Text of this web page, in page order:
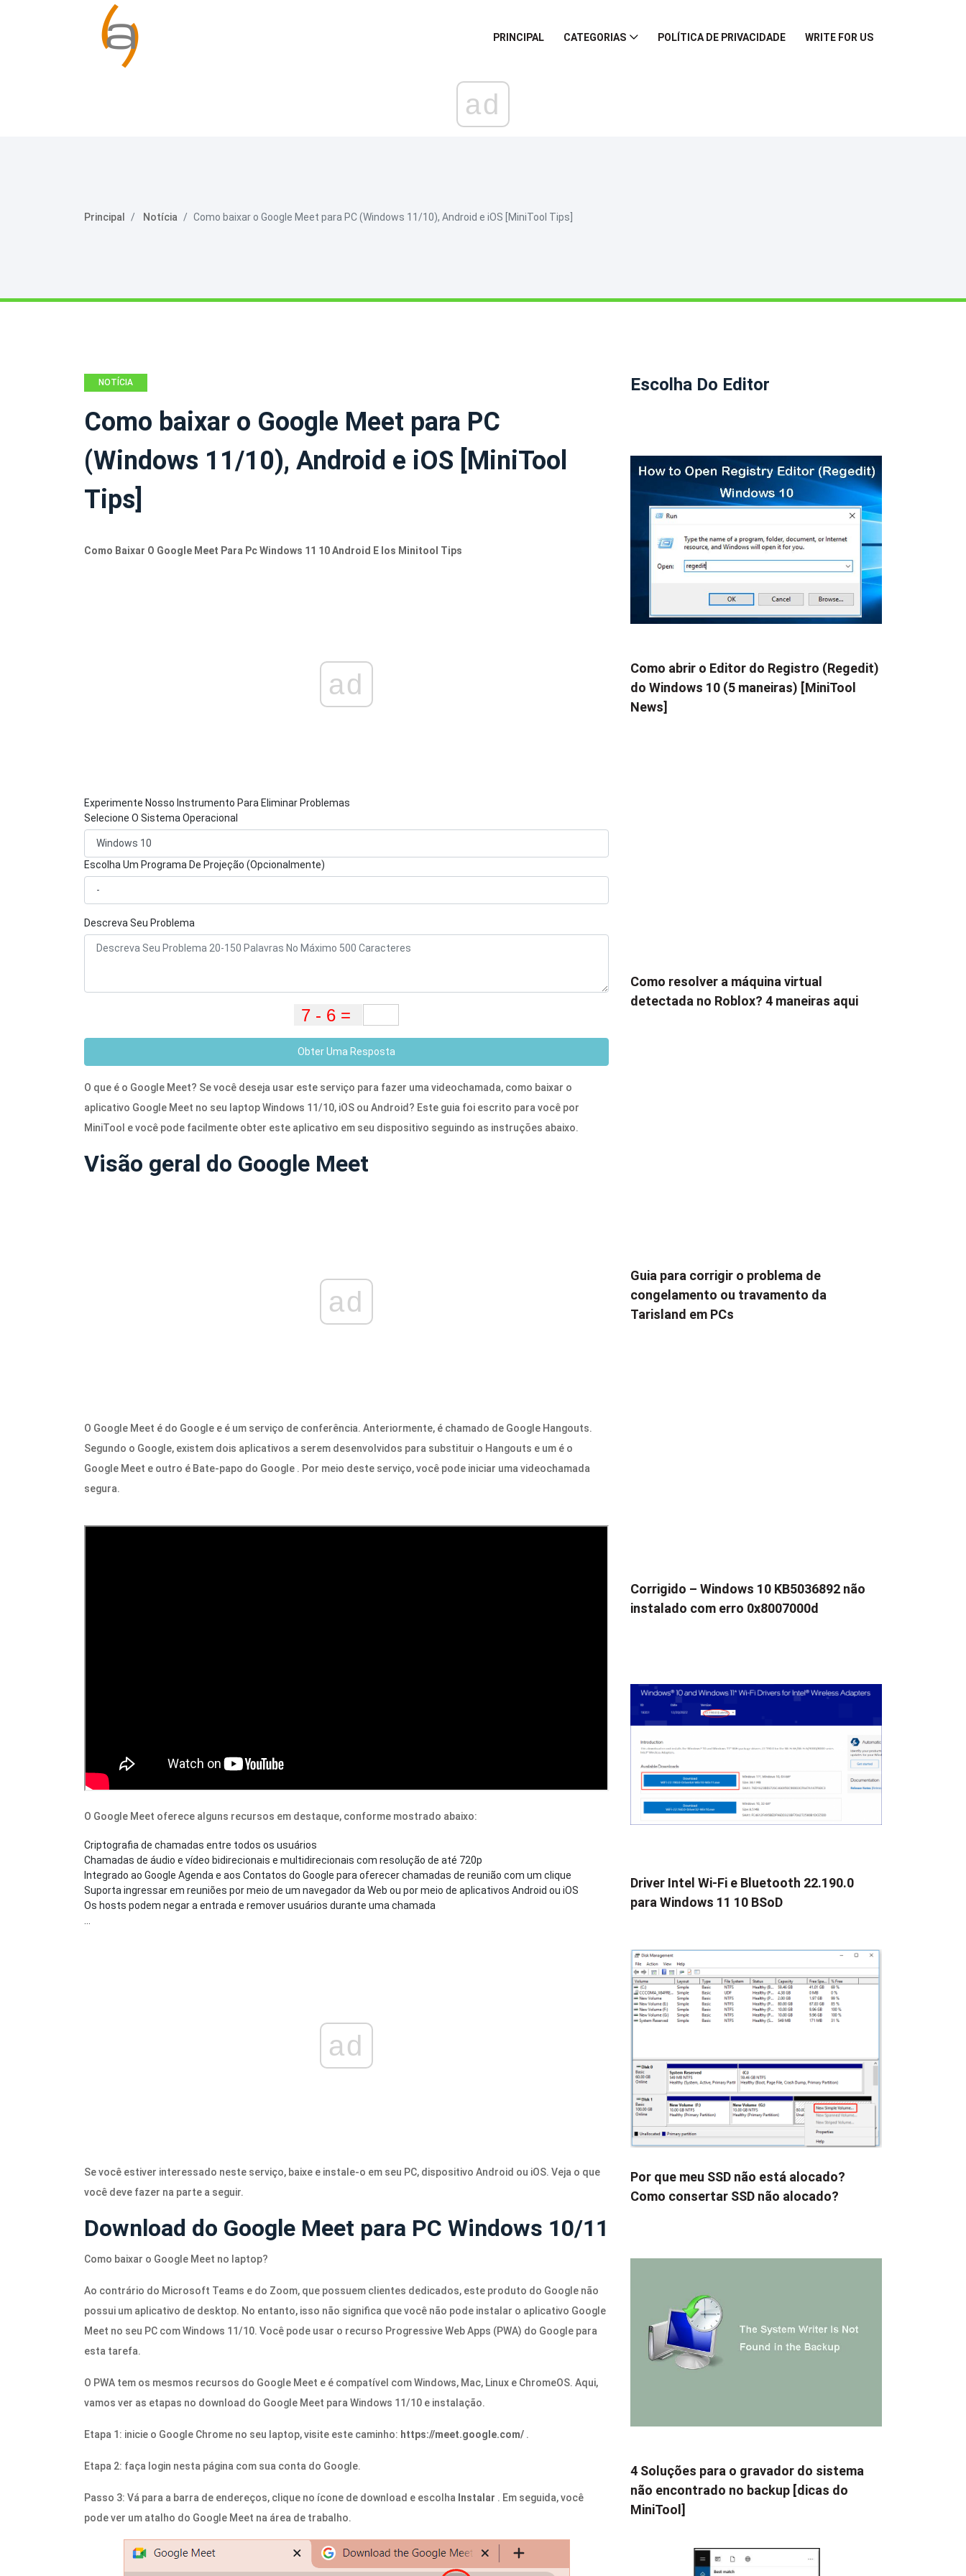
PRINCIPAL CATEGORIAS POLÍTICA DE PRIVACIDADE WRITE FOR US
ad
Principal Notícia Como baixar o Google Meet para PC (Windows 11/10), Android e iOS [MiniTool Tips]
NOTÍCIA
Como baixar o Google Meet para PC
(Windows 11/10), Android e iOS [MiniTool
Tips]
Como Baixar O Google Meet Para Pc Windows 11 10 Android E Ios Minitool Tips
ad
Experimente Nosso Instrumento Para Eliminar Problemas
Selecione O Sistema Operacional
Escolha Um Programa De Projeção (Opcionalmente)
Descreva Seu Problema
Obter Uma Resposta
O que é o Google Meet? Se você deseja usar este serviço para fazer uma videochamada, como baixar o
aplicativo Google Meet no seu laptop Windows 11/10, iOS ou Android? Este guia foi escrito para você por
MiniTool e você pode facilmente obter este aplicativo em seu dispositivo seguindo as instruções abaixo.
Visão geral do Google Meet
ad
O Google Meet é do Google e é um serviço de conferência. Anteriormente, é chamado de Google Hangouts.
Segundo o Google, existem dois aplicativos a serem desenvolvidos para substituir o Hangouts e um é o
Google Meet e outro é Bate-papo do Google . Por meio deste serviço, você pode iniciar uma videochamada
segura.
O Google Meet oferece alguns recursos em destaque, conforme mostrado abaixo:
Criptografia de chamadas entre todos os usuários
Chamadas de áudio e vídeo bidirecionais e multidirecionais com resolução de até 720p
Integrado ao Google Agenda e aos Contatos do Google para oferecer chamadas de reunião com um clique
Suporta ingressar em reuniões por meio de um navegador da Web ou por meio de aplicativos Android ou iOS
Os hosts podem negar a entrada e remover usuários durante uma chamada
ad
Se você estiver interessado neste serviço, baixe e instale-o em seu PC, dispositivo Android ou iOS. Veja o que
você deve fazer na parte a seguir.
Download do Google Meet para PC Windows 10/11
Como baixar o Google Meet no laptop?
Ao contrário do Microsoft Teams e do Zoom, que possuem clientes dedicados, este produto do Google não
possui um aplicativo de desktop. No entanto, isso não significa que você não pode instalar o aplicativo Google
Meet no seu PC com Windows 11/10. Você pode usar o recurso Progressive Web Apps (PWA) do Google para
esta tarefa.
O PWA tem os mesmos recursos do Google Meet e é compatível com Windows, Mac, Linux e ChromeOS. Aqui,
vamos ver as etapas no download do Google Meet para Windows 11/10 e instalação.
Etapa 1: inicie o Google Chrome no seu laptop, visite este caminho: https://meet.google.com/ .
Etapa 2: faça login nesta página com sua conta do Google.
Passo 3: Vá para a barra de endereços, clique no ícone de download e escolha Instalar . Em seguida, você
pode ver um atalho do Google Meet na área de trabalho.
Escolha Do Editor
Como abrir o Editor do Registro (Regedit)
do Windows 10 (5 maneiras) [MiniTool
News]
Como resolver a máquina virtual
detectada no Roblox? 4 maneiras aqui
Guia para corrigir o problema de
congelamento ou travamento da
Tarisland em PCs
Corrigido – Windows 10 KB5036892 não
instalado com erro 0x8007000d
Driver Intel Wi-Fi e Bluetooth 22.190.0
para Windows 11 10 BSoD
Por que meu SSD não está alocado?
Como consertar SSD não alocado?
4 Soluções para o gravador do sistema
não encontrado no backup [dicas do
MiniTool]